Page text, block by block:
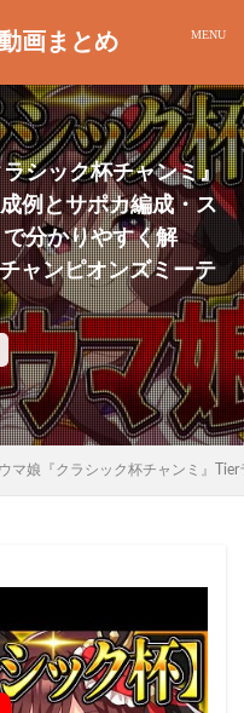
画まとめ
シック杯チャンミ』
例とサポカ編成・ス
分かりやすく解
ャンピオンズミーテ
マ娘『クラシック杯チャンミ』